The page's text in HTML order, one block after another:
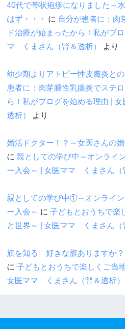
40代で帯状疱疹になりました～
はず・・・
に 自分が患者に：肉
ド治療が始まったから！私がブ
マ くまさん（腎＆透析）
より
幼少期よりアトピー性皮膚炎と
患者に：肉芽腫性乳腺炎でステ
ら！私がブログを始める理由 |
透析）
より
婚活ドクター！？～女医さんの
に 親としての学び中～オンライ
ー入会～ | 女医ママ くまさん（
親としての学び中①～オンライ
ー入会～ に 子どもとおうちで楽
と世界～ | 女医ママ くまさん（
旗を知る 好きな旗ありますか？
に 子どもとおうちで楽しくご当
女医ママ くまさん（腎＆透析）